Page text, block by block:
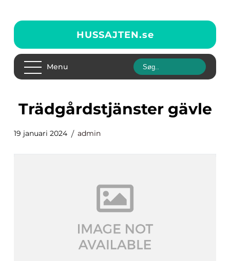
HUSSAJTEN.se
Menu
trädgårdstjänster gävle
19 januari 2024 admin